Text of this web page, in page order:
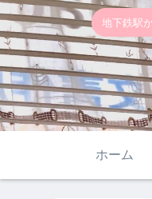
地下鉄駅
ホーム